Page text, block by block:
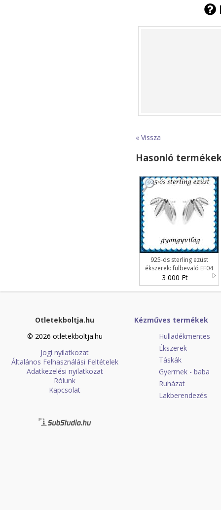
« Vissza
Hasonló
925-ös sterling ezüst
ékszerek: fülbevaló EF04
3 000 Ft
Otletekboltja.hu
© 2026 otletekboltja.hu
Jogi nyilatkozat
Általános Felhasználási Feltételek
Adatkezelési nyilatkozat
Rólunk
Kapcsolat
Kézműves termékek
Hulladékmentes
Ékszerek
Táskák
Gyermek - baba
Ruházat
Lakberendezés